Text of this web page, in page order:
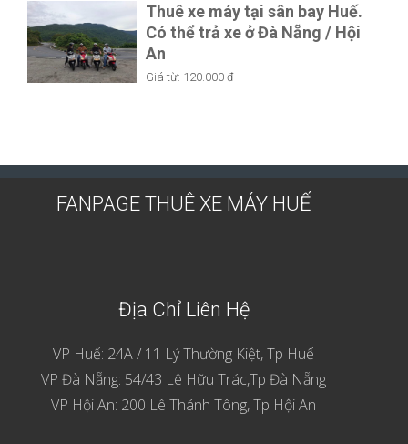
Thuê xe máy tại sân bay Huế.
Có thể trả xe ở Đà Nẵng / Hội
An
Giá từ: 120.000 đ
FANPAGE THUÊ XE MÁY HUẾ
Địa Chỉ Liên Hệ
VP Huế: 24A / 11 Lý Thường Kiệt, Tp Huế
VP Đà Nẵng: 54/43 Lê Hữu Trác,Tp Đà Nẵng
VP Hội An: 200 Lê Thánh Tông, Tp Hội An